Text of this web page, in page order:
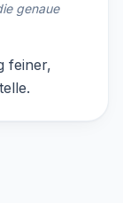
genaue
feiner,